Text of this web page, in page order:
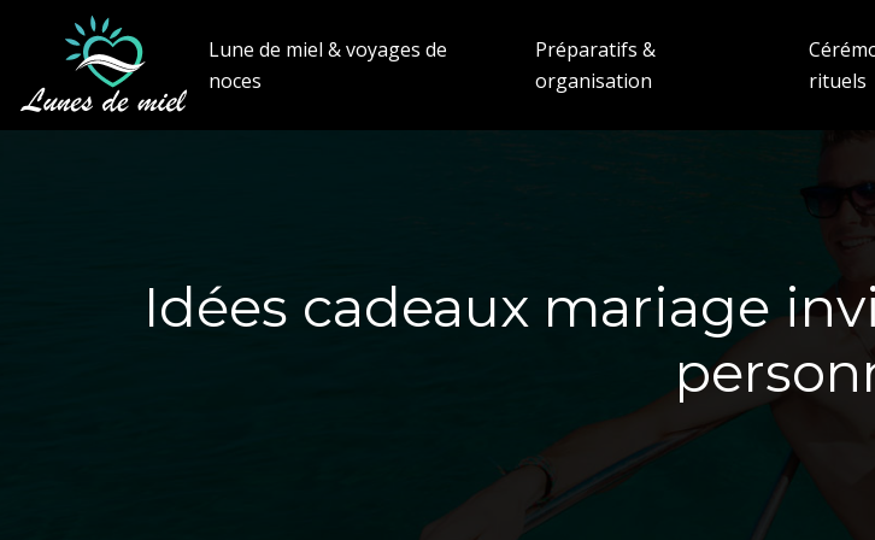
Lune de miel & voyages de
noces
Préparatifs &
organisation
rituels
Idées cadeaux mariage